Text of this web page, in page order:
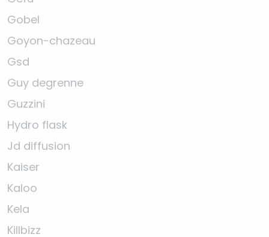
Gobel
Goyon-chazeau
Gsd
Guy degrenne
Guzzini
Hydro flask
Jd diffusion
Kaiser
Kaloo
Kela
Killbizz